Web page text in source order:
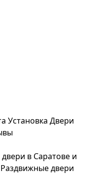
Установка Двери
в Саратове и
Раздвижные двери